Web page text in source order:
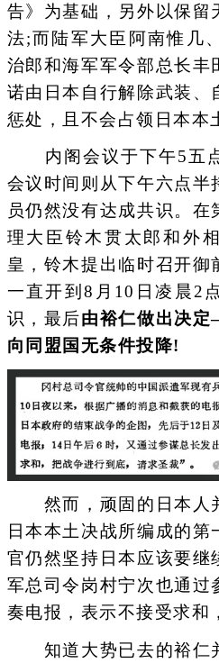
告》为基础，另外以保留
法;而陆军大臣阿南惟几
治郎和海军军令部总长丰
诺由日本自行解除武装、
惩处，且不会占领日本本
内阁会议于下午5五点
会议时间则从下午六点半
员仍然没有达成共识。在
理大臣铃木贯太郎和外
皇，铃木提出临时召开御
一直开到8月10日凌晨2
识，最后由裕仁做出决
向同盟国无条件投降!
然而，顽固的日本人
日本本土决战所编成的
官仍然坚持日本应该要继
军总司令岗村宁次也通过
奏电报，表示不接受求和
知道大势已去的裕仁